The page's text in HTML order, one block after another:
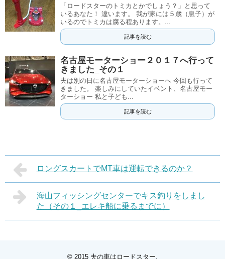
「ロードスターのトミカとかでしょう？」と思って
いるあなた！ 違います。 我が家には５歳（息子）が
いるのでトミカは腐る程あります。...
記事を読む
名古屋モーターショー２０１７へ行って
きました_その１
夫は別の日に名古屋モーターショーへ 今回も行って
きました。 楽しみにしていたイベント、名古屋モー
ターショー 私と子ども...
記事を読む
ロングスカートでMT車は運転できるのか？
海山フィッシングセンターでキス釣りをしまし
た（その１_エレキ船に乗るまでに）
© 2015 夫の車はロードスター.